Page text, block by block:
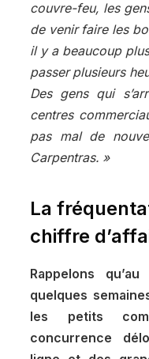
couvre-feu, les
de venir faire les
il y a beaucoup
passer plusieurs
Des gens qui
centres
pas mal de
Carpentras. »
La
chiffre
Rappelons
quelques
les petits
concurrence